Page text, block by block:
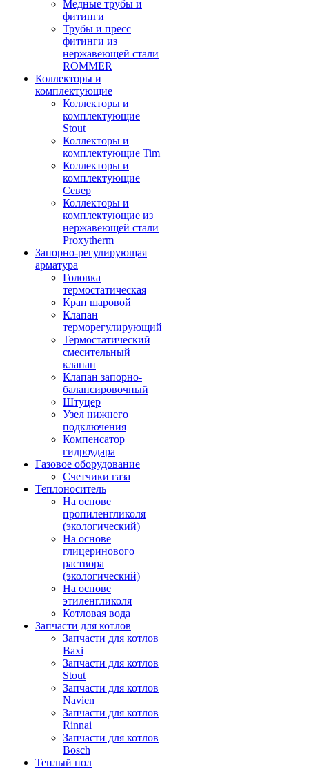
Медные трубы и
фитинги
Трубы и пресс
фитинги из
нержавеющей стали
ROMMER
Коллекторы и
комплектующие
Коллекторы и
комплектующие
Stout
Коллекторы и
комплектующие Tim
Коллекторы и
комплектующие
Север
Коллекторы и
комплектующие из
нержавеющей стали
Proxytherm
Запорно-регулирующая
арматура
Головка
термостатическая
Кран шаровой
Клапан
терморегулирующий
Термостатический
смесительный
клапан
Клапан запорно-
балансировочный
Штуцер
Узел нижнего
подключения
Компенсатор
гидроудара
Газовое оборудование
Счетчики газа
Теплоноситель
На основе
пропиленгликоля
(экологический)
На основе
глицеринового
раствора
(экологический)
На основе
этиленгликоля
Котловая вода
Запчасти для котлов
Запчасти для котлов
Baxi
Запчасти для котлов
Stout
Запчасти для котлов
Navien
Запчасти для котлов
Rinnai
Запчасти для котлов
Bosch
Теплый пол